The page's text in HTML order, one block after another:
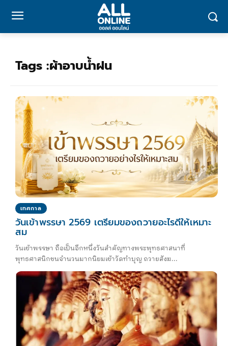
Tags :ผ้าอาบน้ำฝน
เทศกาล
วันเข้าพรรษา 2569 เตรียมของถวายอะไรดีให้เหมาะ
สม
วันเข้าพรรษา ถือเป็นอีกหนึ่งวันสำคัญทางพระพุทธศาสนาที่
พุทธศาสนิกชนจำนวนมากนิยมเข้าวัดทำบุญ ถวายสังฆ...